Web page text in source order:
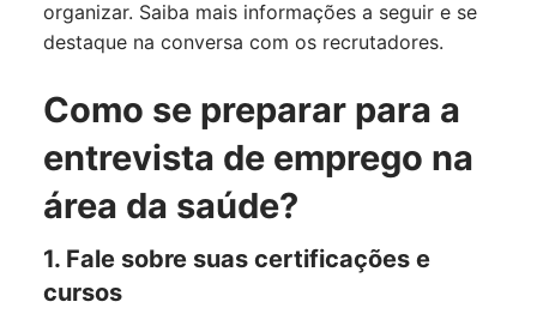
organizar. Saiba mais informações a seguir e se
destaque na conversa com os recrutadores.
Como se preparar para a
entrevista de emprego na
área da saúde?
1. Fale sobre suas certificações e
cursos